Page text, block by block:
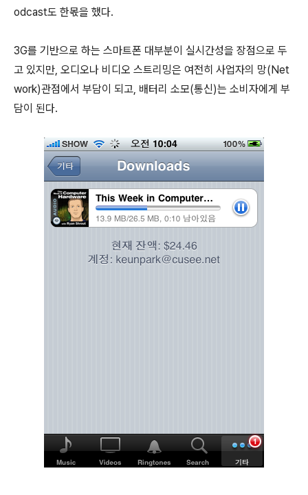
odcast도 한몫을 했다.
3G를 기반으로 하는 스마트폰 대부분이 실시간성을 장점으로 두
고 있지만, 오디오나 비디오 스트리밍은 여전히 사업자의 망(Net
work)관점에서 부담이 되고, 배터리 소모(통신)는 소비자에게 부
담이 된다.